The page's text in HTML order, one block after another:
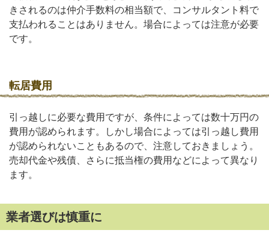
きされるのは仲介手数料の相当額で、コンサルタント料で
支払われることはありません。場合によっては注意が必要
です。
転居費用
引っ越しに必要な費用ですが、条件によっては数十万円の
費用が認められます。しかし場合によっては引っ越し費用
が認められないこともあるので、注意しておきましょう。
売却代金や残債、さらに抵当権の費用などによって異なり
ます。
業者選びは慎重に